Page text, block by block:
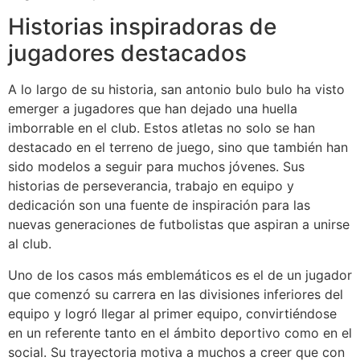
Historias inspiradoras de
jugadores destacados
A lo largo de su historia, san antonio bulo bulo ha visto
emerger a jugadores que han dejado una huella
imborrable en el club. Estos atletas no solo se han
destacado en el terreno de juego, sino que también han
sido modelos a seguir para muchos jóvenes. Sus
historias de perseverancia, trabajo en equipo y
dedicación son una fuente de inspiración para las
nuevas generaciones de futbolistas que aspiran a unirse
al club.
Uno de los casos más emblemáticos es el de un jugador
que comenzó su carrera en las divisiones inferiores del
equipo y logró llegar al primer equipo, convirtiéndose
en un referente tanto en el ámbito deportivo como en el
social. Su trayectoria motiva a muchos a creer que con